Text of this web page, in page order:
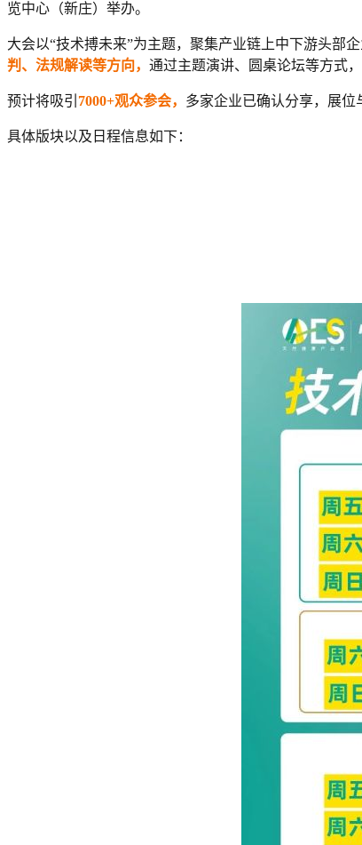
览中心（新庄）举办。
大会以“技术搏未来”为主题，聚集产业链上中下游头部
判 、 法规解读等方向， 通过主题演讲、圆桌论坛等方式
预计将吸引 7000+观众参会， 多家企业已确认分享，展位
具体版块以及日程信息如下：